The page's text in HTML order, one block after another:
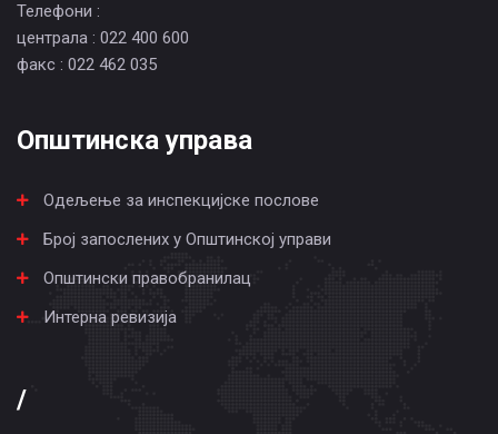
Телефони :
централа : 022 400 600
факс : 022 462 035
Општинска управа
Одељење за инспекцијске послове
Број запослених у Општинској управи
Општински правобранилац
Интерна ревизија
/